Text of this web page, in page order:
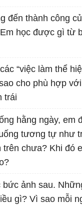
đến thành công
học được gì từ
“việc làm thể
cho phù hợp
trái
hằng ngày, em
tương tự như
trên chưa? Khi đó
bức ảnh sau.
gì? Vì sao mỗi